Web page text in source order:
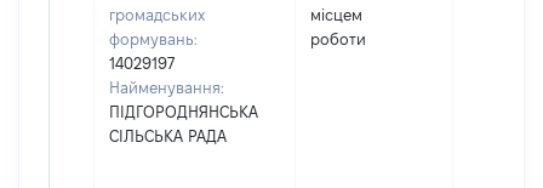
громадських
формувань:
14029197
Найменування:
ПІДГОРОДНЯНСЬКА
СІЛЬСЬКА РАДА
місцем
роботи